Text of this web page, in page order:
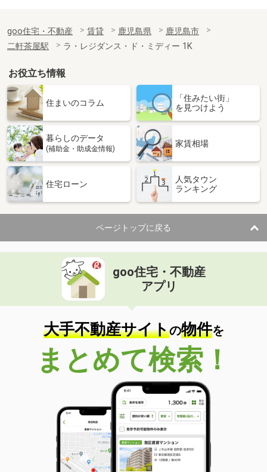
goo住宅・不動産 賃貸 鹿児島県
鹿児島市
二軒茶屋駅
ラ・レジダンス・ド・ミディー 1K
お役立ち情報
住まいのコラム
「住みたい街」
を見つけよう
暮らしのデータ
(補助金・助成金情報)
家賃相場
住宅ローン
人気タウン
ランキング
ページトップに戻る
goo住宅・不動産
アプリ
大手不動産サイトの物件を
まとめて検索！